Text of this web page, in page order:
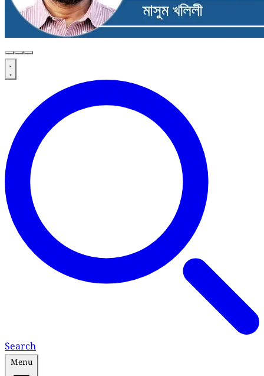
Search
Menu